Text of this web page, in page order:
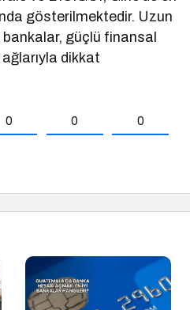
gösterilmektedir. Uzun
bankalar, güçlü finansal
dikkat
0 0 0